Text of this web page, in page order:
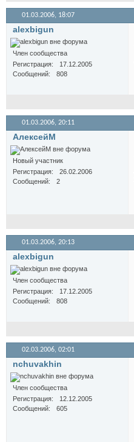
01.03.2006, 18:07
alexbigun
Член сообщества
Регистрация
17.12.2005
Сообщений
808
01.03.2006, 20:11
АлексейМ
Новый участник
Регистрация
26.02.2006
Сообщений
2
01.03.2006, 20:13
alexbigun
Член сообщества
Регистрация
17.12.2005
Сообщений
808
02.03.2006, 02:01
nchuvakhin
Член сообщества
Регистрация
12.12.2005
Сообщений
605